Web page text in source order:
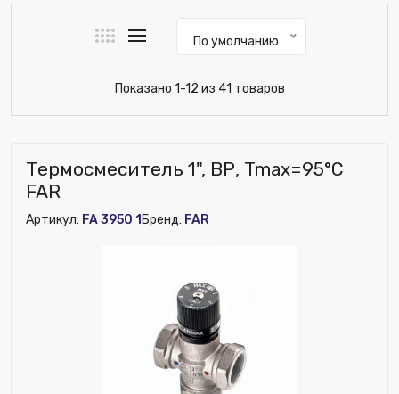
По умолчанию
Показано 1-12 из 41 товаров
Термосмеситель 1", ВР, Tmax=95°С
FAR
Артикул: FA 3950 1 Бренд: FAR